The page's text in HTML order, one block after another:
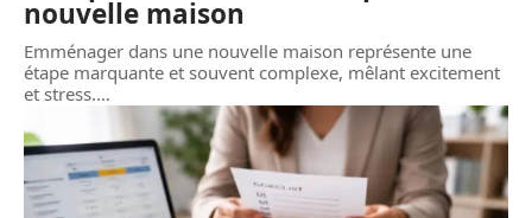
nouvelle maison
Emménager dans une nouvelle maison représente une
étape marquante et souvent complexe, mêlant excitement
et stress.…